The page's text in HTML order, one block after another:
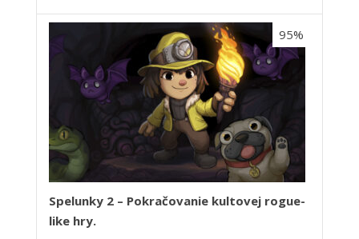
Spelunky 2 – Pokračovanie kultovej rogue-
like hry.
95%